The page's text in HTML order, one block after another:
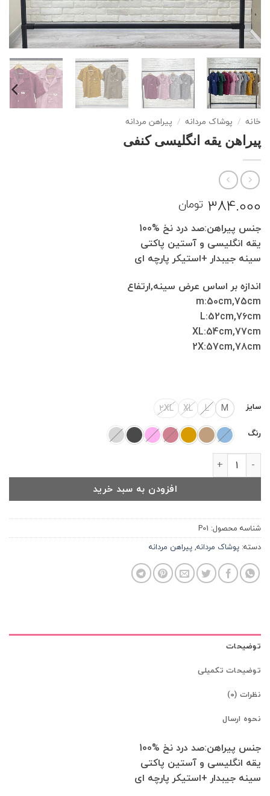
خانه / پوشاک مردانه / پیراهن مردانه
پیراهن یقه انگلیسی کنفی
384.000 تومان
جنس پیراهن:صد درد نخ %100
یقه انگلیسی و آستین پاکتی
سینه جیبدار +استیکر پارچه ای
اندازه بر اساس عرض سینه,ارتفاع
m:50cm,75cm
L:52cm,76cm
XL:54cm,77cm
2X:57cm,78cm
سایز M
L
XL
2XL
رنگ
پیراهن یقه انگلیسی کنفی عدد
افزودن به سبد خرید
شناسه محصول: P01
دسته: پوشاک مردانه,پیراهن مردانه
توضیحات
توضیحات تکمیلی
نظرات (0)
نحوه ارسال
جنس پیراهن:صد درد نخ %100
یقه انگلیسی و آستین پاکتی
سینه جیبدار +استیکر پارچه ای